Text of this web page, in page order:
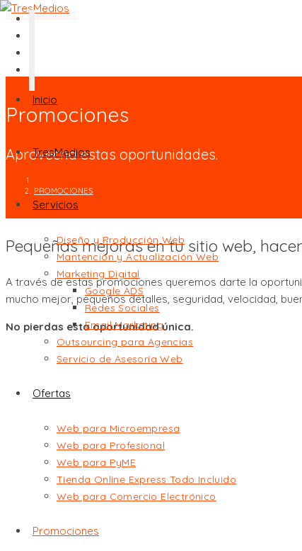
Ir al contenido
Inicio
TresMedios
Servicios
Diseño y Producción Web
Mantención y Actualización Web
Marketing Digital
Google ADS
Redes Sociales
Email Marketing
Outsourcing para Agencias
Servicio de Asesoría Web
Ofertas
Web para Microempresa
Web para Profesional
Web para PyME
Tienda Online Express Todo Incluido
Web para Comercio Electrónico
Promociones
Promociones
Aprovecha estas oportunidades.
PROMOCIONES
Pequeñas mejoras en tu sitio web,
A través de estas promociones queremos darte la
mucho mejor, pequeños detalles, seguridad, velocidad,
No pierdas esta oportunidad única.